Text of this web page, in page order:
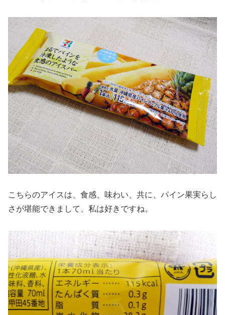
こちらのアイスは、食感、味わい、共に、パイン果実らし
さが堪能できまして、私は好きですね。